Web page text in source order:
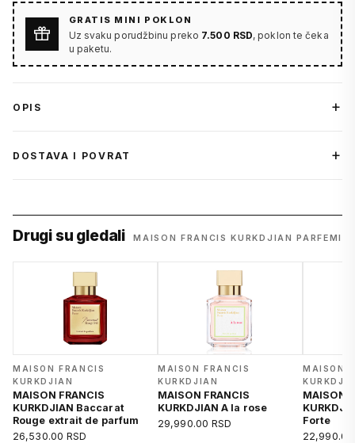
GRATIS MINI POKLON
Uz svaku porudžbinu preko 7.500 RSD, poklon te čeka
u paketu.
OPIS
DOSTAVA I POVRAT
Drugi su gledali MAISON FRANCIS KURKDJIAN PARFEMI
MAISON FRANCIS
KURKDJIAN
MAISON FRANCIS
KURKDJIAN Baccarat
Rouge extrait de parfum
26,530.00 RSD
MAISON FRANCIS
KURKDJIAN
MAISON FRANCIS
KURKDJIAN A la rose
29,990.00 RSD
MAISON
MAISON
Forte
22,990.00